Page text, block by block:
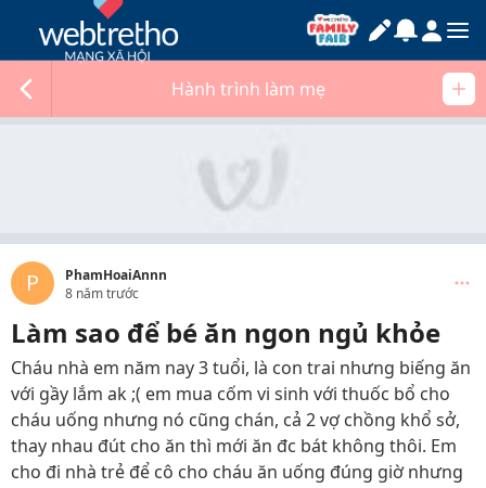
Hành trình làm mẹ
P
PhamHoaiAnnn
8 năm trước
Làm sao để bé ăn ngon ngủ khỏe
Cháu nhà em năm nay 3 tuổi, là con trai nhưng biếng ăn
với gầy lắm ak ;( em mua cốm vi sinh với thuốc bổ cho
cháu uống nhưng nó cũng chán, cả 2 vợ chồng khổ sở,
thay nhau đút cho ăn thì mới ăn đc bát không thôi. Em
cho đi nhà trẻ để cô cho cháu ăn uống đúng giờ nhưng